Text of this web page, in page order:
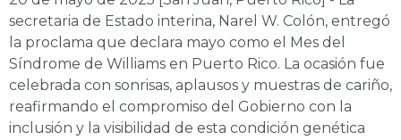
secretaria de Estado interina, Narel W. Colón, entregó
la proclama que declara mayo como el Mes del
Síndrome de Williams en Puerto Rico. La ocasión fue
celebrada con sonrisas, aplausos y muestras de cariño,
reafirmando el compromiso del Gobierno con la
inclusión y la visibilidad de esta condición genética